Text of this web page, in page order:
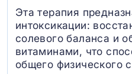
Эта терапия
интоксикации:
солевого баланса и
витаминами, что
общего физического